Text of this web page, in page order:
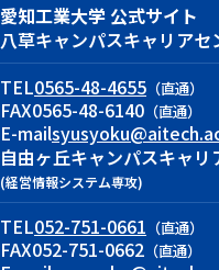
愛知工業大学 公式サイト
八草キャンパスキャリアセ
TEL0565-48-4655 （直通）
FAX0565-48-6140 （直通）
E-mail
自由ヶ丘キャンパスキャリ
(経営情報システム専攻)
TEL052-751-0661 （直通）
FAX052-751-0662 （直通）